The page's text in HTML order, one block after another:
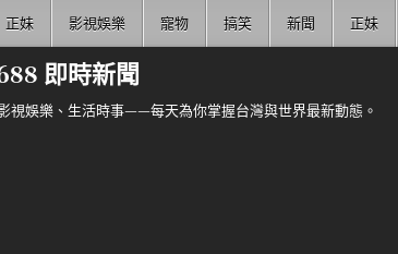
正妹 影視娛樂 寵物 搞笑 新聞 正妹
即時新聞
視娛樂、生活時事——每天為你掌握台灣與世界最新動態。